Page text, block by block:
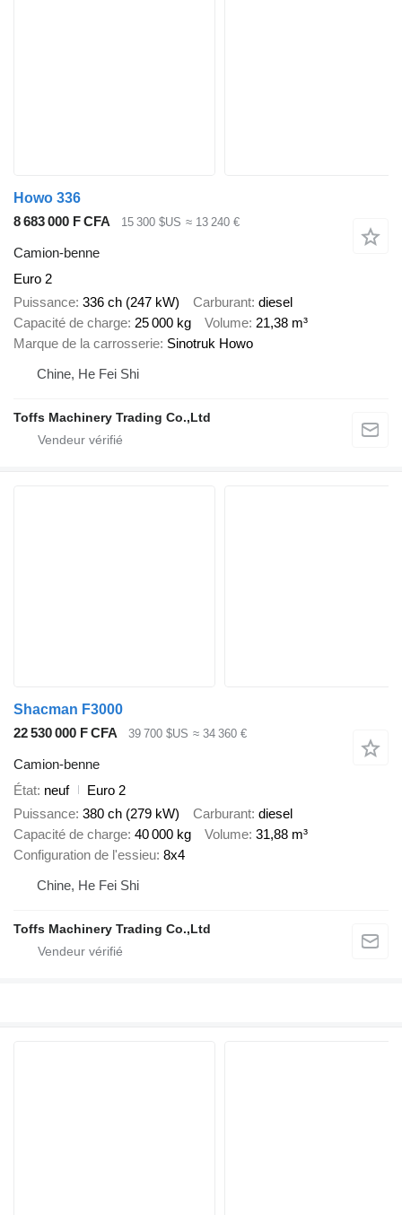
Howo 336
8 683 000 F CFA
15 300 $US ≈ 13 240 €
Camion-benne
Euro 2
Puissance 336 ch (247 kW) Carburant diesel
Capacité de charge 25 000 kg Volume 21,38 m³
Marque de la carrosserie Sinotruk Howo
Chine, He Fei Shi
Toffs Machinery Trading Co.,Ltd
Shacman F3000
22 530 000 F CFA
39 700 $US ≈ 34 360 €
Camion-benne
État neuf
Euro 2
Puissance 380 ch (279 kW) Carburant diesel
Capacité de charge 40 000 kg Volume 31,88 m³
Configuration de l'essieu 8x4
Chine, He Fei Shi
Toffs Machinery Trading Co.,Ltd